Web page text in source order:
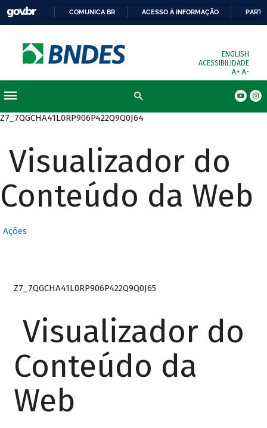
COMUNICA BR ACESSO À INFORMAÇÃO
ENGLISH
ACESSIBILIDADE
A+ A-
Z7_7QGCHA41L0RP906P422Q9Q0J64
Visualizador do
Conteúdo da Web
Ações
Z7_7QGCHA41L0RP906P422Q9Q0J65
Visualizador do
Conteúdo da
Web